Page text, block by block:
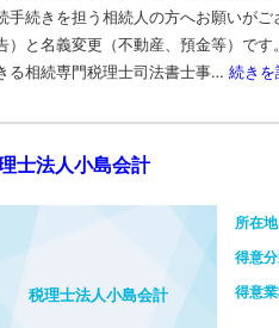
手続きを担う相続人の方へお願いが
）と名義変更（不動産、預金等）で
る相続専門税理士司法書士事… 続きを
士法人小島会計
所在地
得意
得意
税理士法人小島会計